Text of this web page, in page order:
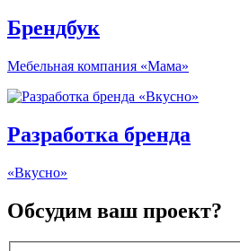
Брендбук
Мебельная компания «Мама»
Разработка бренда
«Вкусно»
Обсудим ваш проект?